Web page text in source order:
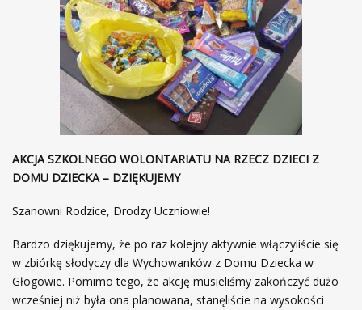
AKCJA SZKOLNEGO WOLONTARIATU NA RZECZ DZIECI Z
DOMU DZIECKA – DZIĘKUJEMY
Szanowni Rodzice, Drodzy Uczniowie!
Bardzo dziękujemy, że po raz kolejny aktywnie włączyliście się
w zbiórkę słodyczy dla Wychowanków z Domu Dziecka w
Głogowie. Pomimo tego, że akcję musieliśmy zakończyć dużo
wcześniej niż była ona planowana, stanęliście na wysokości